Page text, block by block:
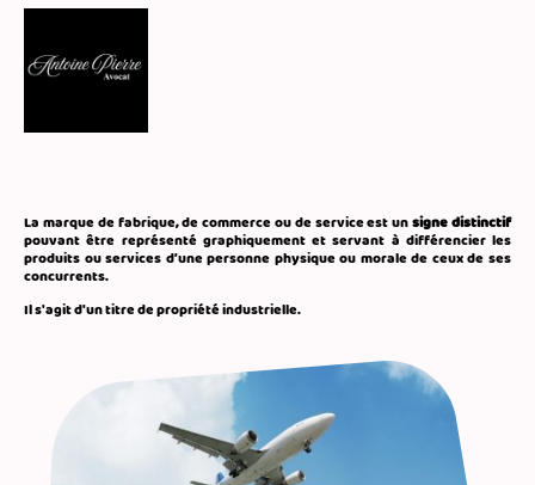
La marque de fabrique, de commerce ou de service est unsigne distinctif
pouvant être représenté graphiquement et servant à différencier les
produits ou services d’une personne physique ou morale de ceux de ses
concurrents.
Il s'agit d'un titre de propriété industrielle.